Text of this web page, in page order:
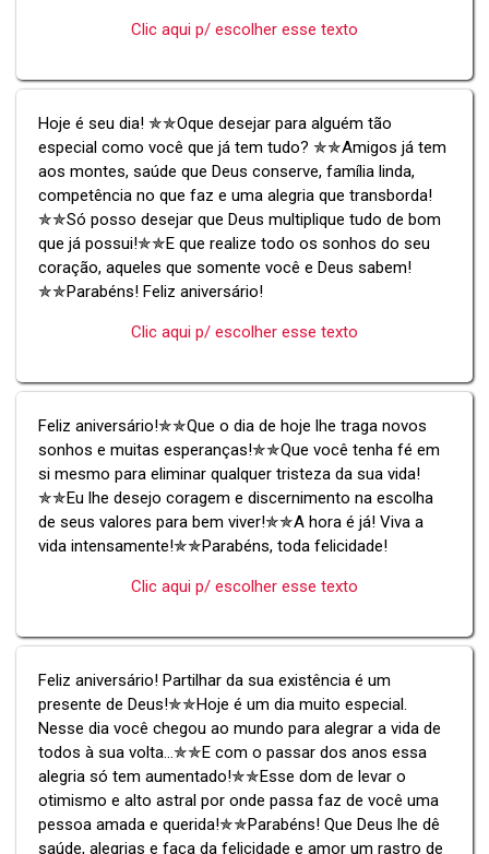
Clic aqui p/ escolher esse texto
Hoje é seu dia! ✯✯Oque desejar para alguém tão
especial como você que já tem tudo? ✯✯Amigos já tem
aos montes, saúde que Deus conserve, família linda,
competência no que faz e uma alegria que transborda!
✯✯Só posso desejar que Deus multiplique tudo de bom
que já possui!✯✯E que realize todo os sonhos do seu
coração, aqueles que somente você e Deus sabem!
✯✯Parabéns! Feliz aniversário!
Clic aqui p/ escolher esse texto
Feliz aniversário!✯✯Que o dia de hoje lhe traga novos
sonhos e muitas esperanças!✯✯Que você tenha fé em
si mesmo para eliminar qualquer tristeza da sua vida!
✯✯Eu lhe desejo coragem e discernimento na escolha
de seus valores para bem viver!✯✯A hora é já! Viva a
vida intensamente!✯✯Parabéns, toda felicidade!
Clic aqui p/ escolher esse texto
Feliz aniversário! Partilhar da sua existência é um
presente de Deus!✯✯Hoje é um dia muito especial.
Nesse dia você chegou ao mundo para alegrar a vida de
todos à sua volta...✯✯E com o passar dos anos essa
alegria só tem aumentado!✯✯Esse dom de levar o
otimismo e alto astral por onde passa faz de você uma
pessoa amada e querida!✯✯Parabéns! Que Deus lhe dê
saúde, alegrias e faça da felicidade e amor um rastro de